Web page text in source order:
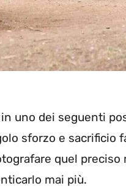
uno dei seguenti
sforzo e sacrificio
quel
mai più.